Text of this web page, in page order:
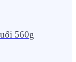
560g